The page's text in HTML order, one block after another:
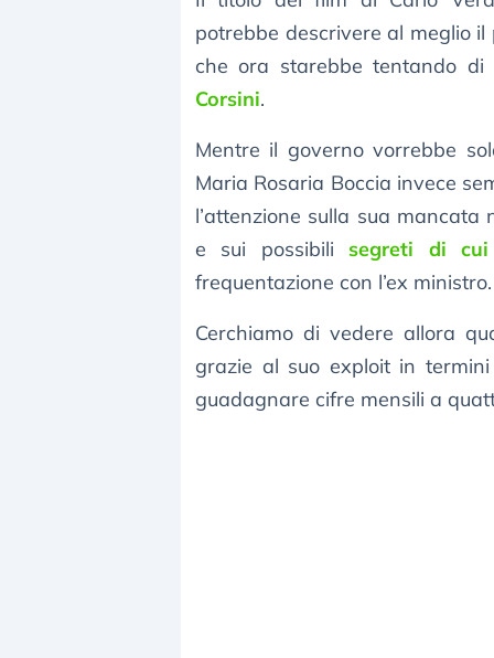
potrebbe descrivere al meglio il
che ora starebbe tentando
Corsini.
Mentre il governo vorrebbe
Maria Rosaria Boccia invece
l’attenzione sulla sua
e sui possibili segreti di cui
frequentazione con l’ex ministro.
Cerchiamo di vedere allora
grazie al suo exploit in
guadagnare cifre mensili a